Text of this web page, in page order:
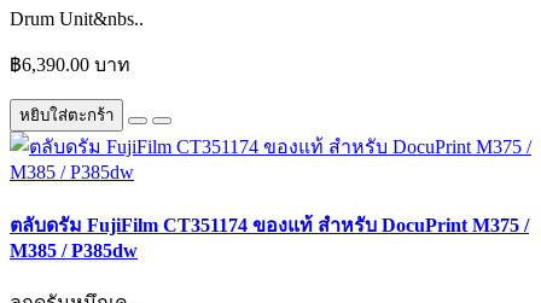
Drum Unit&nbs..
฿6,390.00 บาท
หยิบใส่ตะกร้า
ตลับดรัม FujiFilm CT351174 ของแท้ สำหรับ DocuPrint M375 /
M385 / P385dw